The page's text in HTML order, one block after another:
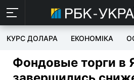
КУРС ДОЛАРА ЕКОНОМІКА
Фондовые торги в